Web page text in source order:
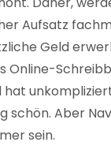
Aufsatz
Geld
Online-
hat
schön. Aber
sein.